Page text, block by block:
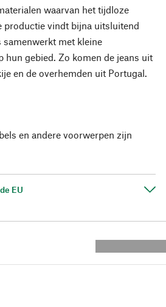
waarvan het tijdloze
productie vindt bijna uitsluitend
samenwerkt met kleine
gebied. Zo komen de jeans uit
en de overhemden uit Portugal.
en andere voorwerpen zijn
EU